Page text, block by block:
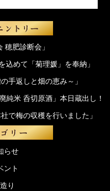
穂肥診断会」
込めて「菊理媛」を奉納」
手返しと畑の恵み～」
純米 呑切原酒」本日蔵出し！
で梅の収穫を行いました」
らせ
ント
り